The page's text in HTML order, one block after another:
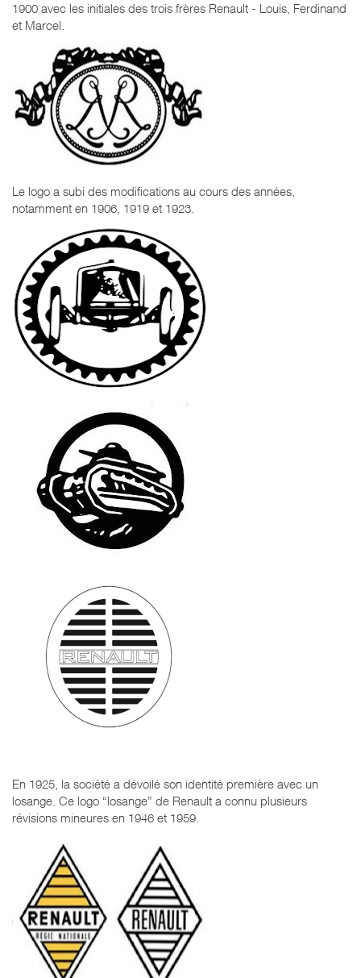
1900 avec les initiales des trois frères Renault - Louis, Ferdinand
et Marcel.
Le logo a subi des modifications au cours des années,
notamment en 1906, 1919 et 1923.
En 1925, la société a dévoilé son identité première avec un
losange. Ce logo “losange” de Renault a connu plusieurs
révisions mineures en 1946 et 1959.